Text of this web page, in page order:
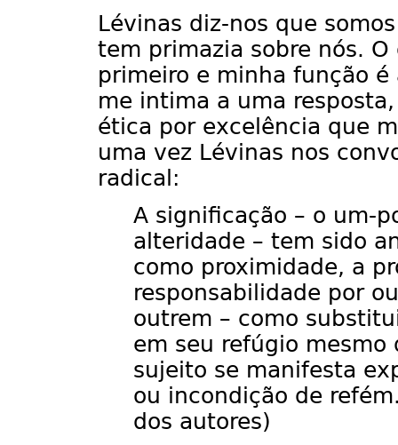
Lévinas diz-nos que
tem primazia sobre nós.
primeiro e minha função
me intima a uma
ética por excelência que
uma vez Lévinas nos
radical:
A significação – o um-
alteridade – tem sido
como proximidade, a
responsabilidade por
outrem – como
em seu refúgio mesmo
sujeito se manifesta
ou incondição de
dos autores)